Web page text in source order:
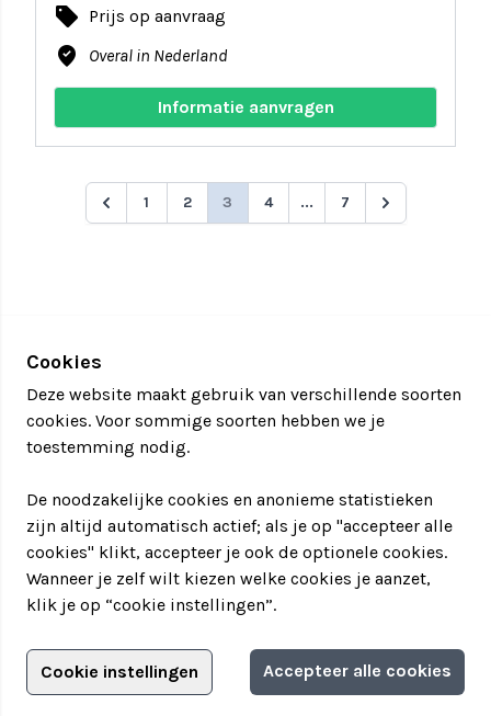
Filter jouw teamuitstapje!
local_offer Prijs op aanvraag
where_to_vote Overal in Nederland
Informatie aanvragen
1 2 3 4 ... 7
Adverteren?
Adverteerdersopties
Cookies
Deze website maakt gebruik van verschillende soorten
cookies. Voor sommige soorten hebben we je
toestemming nodig.
De noodzakelijke cookies en anonieme statistieken
zijn altijd automatisch actief; als je op "accepteer alle
cookies" klikt, accepteer je ook de optionele cookies.
Wanneer je zelf wilt kiezen welke cookies je aanzet,
klik je op “cookie instellingen”.
Cookie instellingen Accepteer alle cookies